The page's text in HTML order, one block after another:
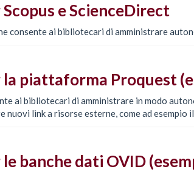
e ScienceDirect
consente ai bibliotecari di amministrare
piattaforma Proquest
ai bibliotecari di amministrare in modo
link a risorse esterne, come ad esempio
banche dati OVID